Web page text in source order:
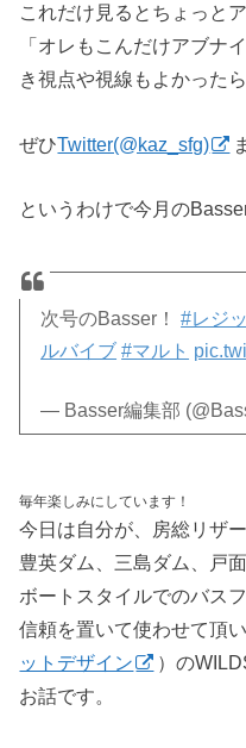
これだけ見るとちょっと
「オレもこんだけアブナ
き視点や視線もよかった
ぜひTwitter(@kaz_sfg)
というわけで今月の
次号のBasser！#レジ
ルバイブ #マルト
— Basser編集部
毎年楽しみにしています！
今日は自分が、房総リザ
豊英ダム、三島ダム、戸
ボートスタイルでのバス
信頼を置いて使わせて頂
ットデザイン
）の
お話です。